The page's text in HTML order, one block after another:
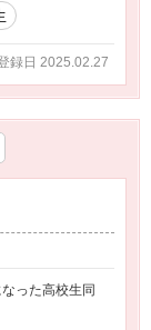
録日 2025.02.27
った高校生同